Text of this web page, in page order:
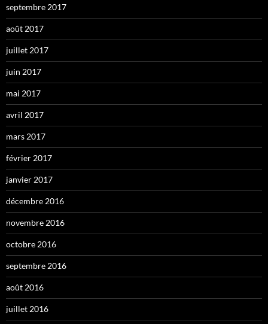
septembre 2017
août 2017
juillet 2017
juin 2017
mai 2017
avril 2017
mars 2017
février 2017
janvier 2017
décembre 2016
novembre 2016
octobre 2016
septembre 2016
août 2016
juillet 2016